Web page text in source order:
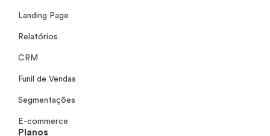
Landing Page
Relatórios
CRM
Funil de Vendas
Segmentações
E-commerce
Planos